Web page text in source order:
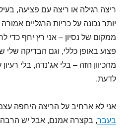
ריצה רגילה או ריצה עם פציעה,
יותר נכונה על כריות הרגליים
ממקום של נסיון – אני רץ יחף כדי
פצוע באופן כללי, וגם הבדיקה שלי
מהכיוון הזה – בלי אג’נדה, בלי
לדעת.
אני לא ארחיב על הריצה היחפה
בעבר, בקצרה אמנם, אבל יש הרבה